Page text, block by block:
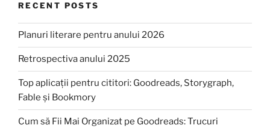
RECENT POSTS
Planuri literare pentru anului 2026
Retrospectiva anului 2025
Top aplicații pentru cititori: Goodreads, Storygraph,
Fable și Bookmory
Cum să Fii Mai Organizat pe Goodreads: Trucuri